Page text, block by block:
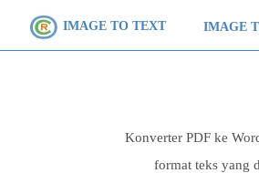
IMAGE TO TEXT IMAGE
Konverter PDF ke
format teks yang